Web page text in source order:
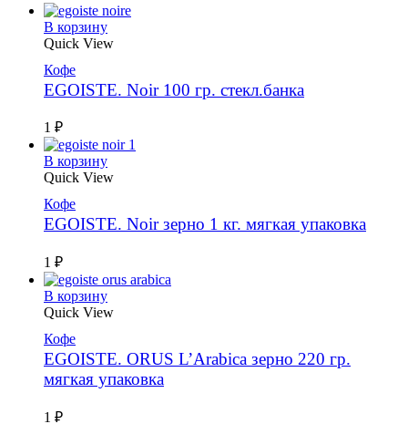
В корзину
Quick View
Кофе
EGOISTE. Noir 100 гр. стекл.банка
1 ₽
В корзину
Quick View
Кофе
EGOISTE. Noir зерно 1 кг. мягкая упаковка
1 ₽
В корзину
Quick View
Кофе
EGOISTE. ORUS L’Arabica зерно 220 гр.
мягкая упаковка
1 ₽